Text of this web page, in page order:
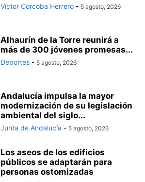
Victor Corcoba Herrero - 5 agosto, 2026
Alhaurín de la Torre reunirá a
más de 300 jóvenes promesas...
Deportes - 5 agosto, 2026
Andalucía impulsa la mayor
modernización de su legislación
ambiental del siglo...
Junta de Andalucía - 5 agosto, 2026
Los aseos de los edificios
públicos se adaptarán para
personas ostomizadas